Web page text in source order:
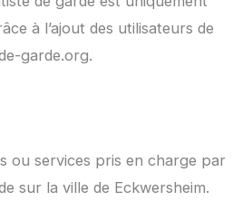
à l’ajout des utilisateurs de
garde.org.
ou services pris en charge par
sur la ville de Eckwersheim.